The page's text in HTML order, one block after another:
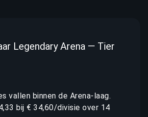
Legendary Arena — Tier
vallen binnen de Arena-laag.
bij € 34,60/divisie over 14